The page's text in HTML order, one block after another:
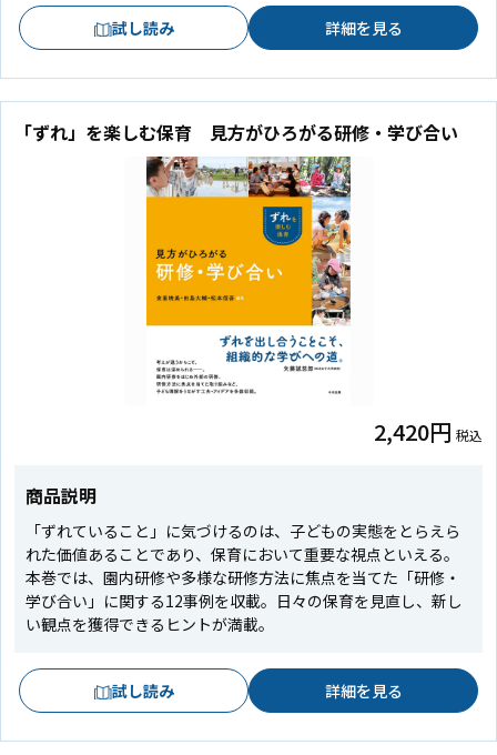
試し読み 詳細を見る
「ずれ」を楽しむ保育 見方がひろがる研修・学び合い
2,420円 税込
商品説明
「ずれていること」に気づけるのは、子どもの実態をとらえら
れた価値あることであり、保育において重要な視点といえる。
本巻では、園内研修や多様な研修方法に焦点を当てた「研修・
学び合い」に関する12事例を収載。日々の保育を見直し、新し
い観点を獲得できるヒントが満載。
試し読み 詳細を見る